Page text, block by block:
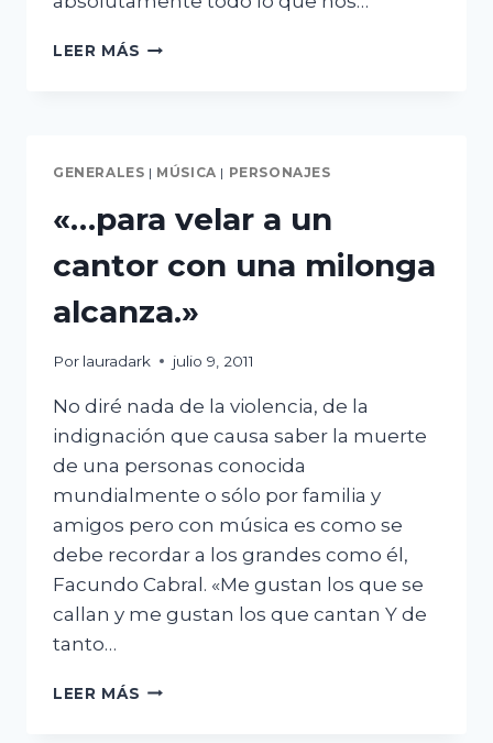
LEER MÁS BRAND
GENERALES | MÚSICA | PERSONAJES
«…para velar a un
cantor con una milonga
alcanza.»
Por lauradark julio 9, 2011
No diré nada de la violencia, de la
indignación que causa saber la muerte
de una personas conocida
mundialmente o sólo por familia y
amigos pero con música es como se
debe recordar a los grandes como él,
Facundo Cabral. «Me gustan los que se
callan y me gustan los que cantan Y de
tanto…
LEER MÁS «…